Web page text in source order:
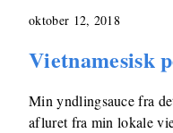
oktober 12, 2018
Vietnamesisk
Min yndlingsauce fra
afluret fra min lokale